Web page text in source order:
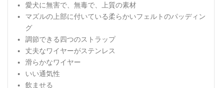
愛犬に無害で、無毒で、上質の素材
マズルの上部に付いている柔らかいフェルトのパッディン
グ
調節できる四つのストラップ
丈夫なワイヤーがステンレス
滑らかなワイヤー
いい通気性
飲ませる